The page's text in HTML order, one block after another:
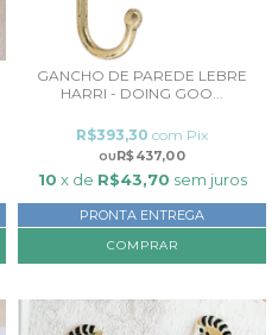
GANCHO DE PAREDE LEBRE
HARRI - DOING GOO...
R$437,00
R$393,30 com Pix
10 x de R$43,70 sem juros
PRONTA ENTREGA